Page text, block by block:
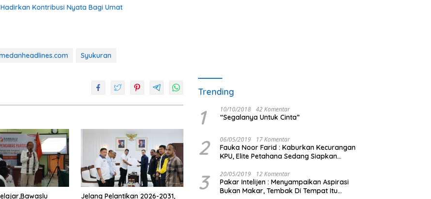
Hadirkan Kontribusi Nyata Bagi Umat
Syukuran
Jelang Pelantikan 2026-2031,
Trending
1 10/10/2018 42 Komentar
“Segalanya Untuk Cinta”
2 06/05/2019 17 Komentar
Fauka Noor Farid : Kaburkan Kecurangan
KPU, Elite Petahana Sedang Siapkan
3 20/05/2019 12 Komentar
Pakar Intelijen : Menyampaikan Aspirasi
Bukan Makar, Tembak Di Tempat Itu